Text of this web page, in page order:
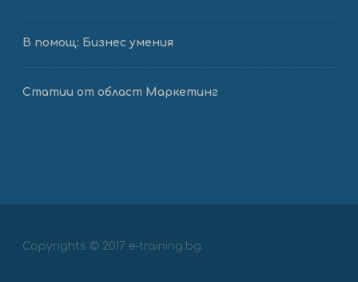
В помощ: Бизнес умения
Статии от област Маркетинг
Copyrights © 2017 e-training.bg.